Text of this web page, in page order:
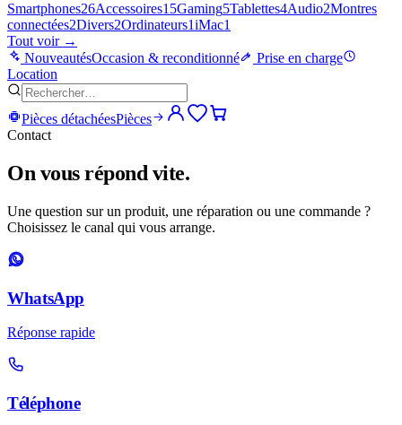
Smartphones26Accessoires15Gaming5Tablettes4Audio2Montres
connectées2Divers2Ordinateurs1iMac1
Tout voir →
NouveautésOccasion & reconditionné
Prise en charge
Location
Pièces détachéesPièces
Contact
On vous répond vite.
Une question sur un produit, une réparation ou une commande ?
Choisissez le canal qui vous arrange.
WhatsApp
Réponse rapide
Téléphone